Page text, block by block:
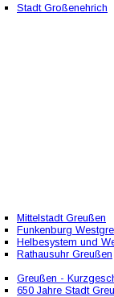
Stadt Großenehrich
Mittelstadt Greußen
Funkenburg
Helbesystem und
Rathausuhr Greußen
Greußen -
650 Jahre Stadt